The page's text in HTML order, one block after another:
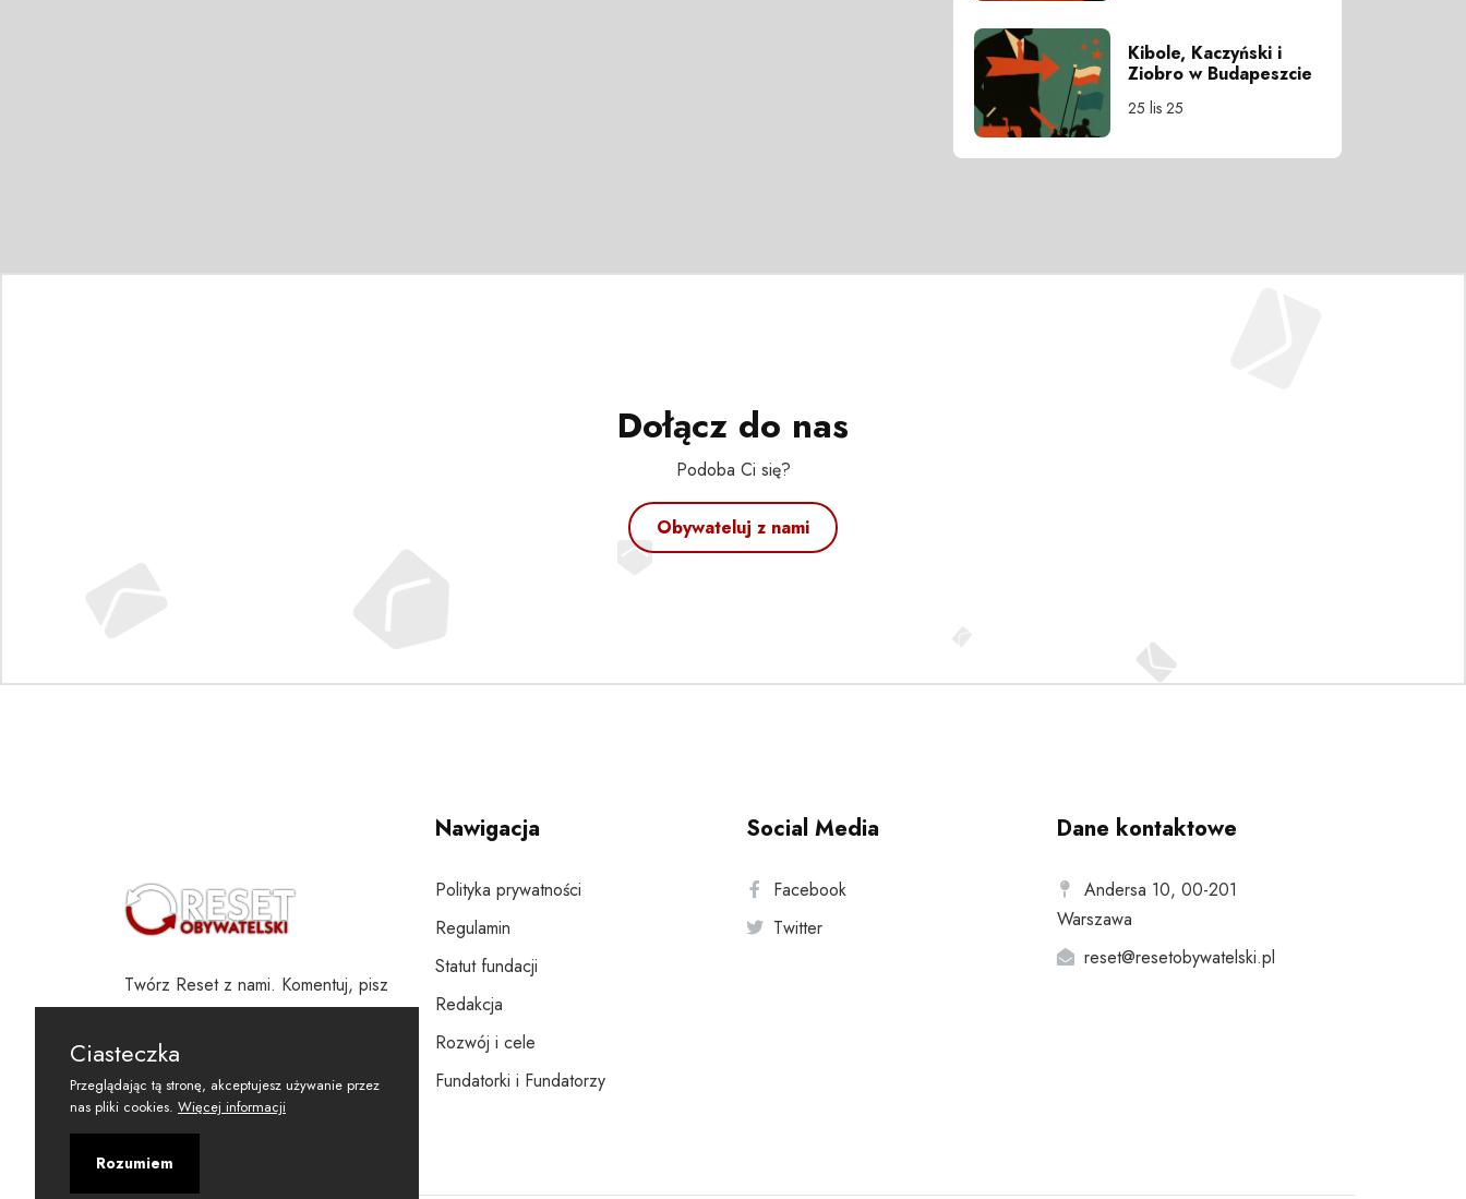
Kibole, Kaczyński i
Ziobro w Budapeszcie
25 lis 25
Dołącz do nas
Podoba Ci się?
Obywateluj z nami
Twórz Reset z nami. Komentuj, pisz
i wspieraj
Nawigacja
Polityka prywatności
Regulamin
Statut fundacji
Redakcja
Rozwój i cele
Fundatorki i Fundatorzy
Social Media
Facebook
Twitter
Dane kontaktowe
Andersa 10, 00-201
Warszawa
reset@resetobywatelski.pl
Ciasteczka
Przeglądając tą stronę, akceptujesz używanie przez
nas pliki cookies. Więcej informacji
Rozumiem